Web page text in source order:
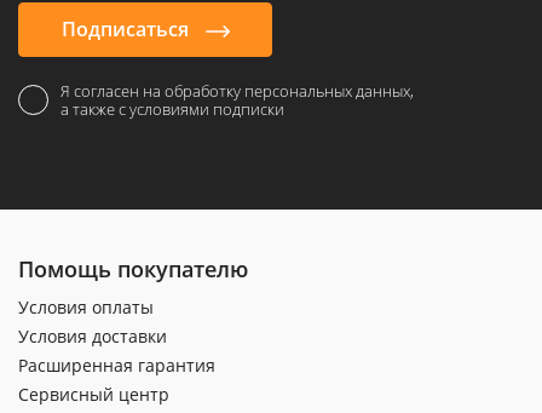
Подписаться
Я согласен на обработку персональных данных,
а также с условиями подписки
Помощь покупателю
Условия оплаты
Условия доставки
Расширенная гарантия
Сервисный центр